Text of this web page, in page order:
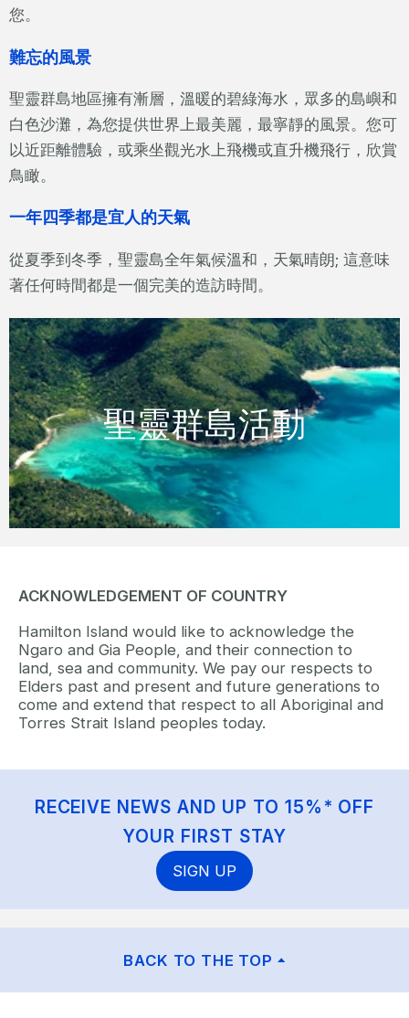
您。
難忘的風景
聖靈群島地區擁有漸層，溫暖的碧綠海水，眾多的島嶼和
白色沙灘，為您提供世界上最美麗，最寧靜的風景。您可
以近距離體驗，或乘坐觀光水上飛機或直升機飛行，欣賞
鳥瞰。
一年四季都是宜人的天氣
從夏季到冬季，聖靈島全年氣候溫和，天氣晴朗; 這意味
著任何時間都是一個完美的造訪時間。
聖靈群島活動
看看是什麼讓這些獨特的群島及水域成為
風景如畫的度假勝地
查看活動項目
ACKNOWLEDGEMENT OF COUNTRY
Hamilton Island would like to acknowledge the
Ngaro and Gia People, and their connection to
land, sea and community. We pay our respects to
Elders past and present and future generations to
come and extend that respect to all Aboriginal and
Torres Strait Island peoples today.
RECEIVE NEWS AND UP TO 15%* OFF
YOUR FIRST STAY
SIGN UP
BACK TO THE TOP